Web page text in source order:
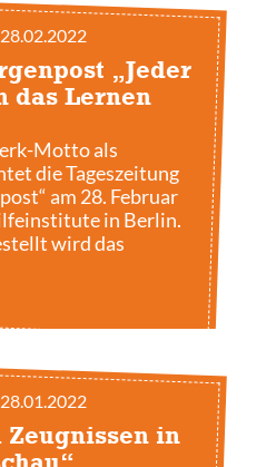
28.02.2022
„Jeder
das Lernen
Motto als
die Tageszeitung
am 28. Februar
in Berlin.
wird das
28.01.2022
in